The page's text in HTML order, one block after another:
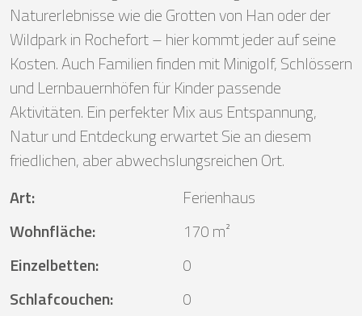
Naturerlebnisse wie die Grotten von Han oder der
Wildpark in Rochefort – hier kommt jeder auf seine
Kosten. Auch Familien finden mit Minigolf, Schlössern
und Lernbauernhöfen für Kinder passende
Aktivitäten. Ein perfekter Mix aus Entspannung,
Natur und Entdeckung erwartet Sie an diesem
friedlichen, aber abwechslungsreichen Ort.
Art:
Ferienhaus
Wohnfläche:
170 m²
Einzelbetten:
0
Schlafcouchen: 0